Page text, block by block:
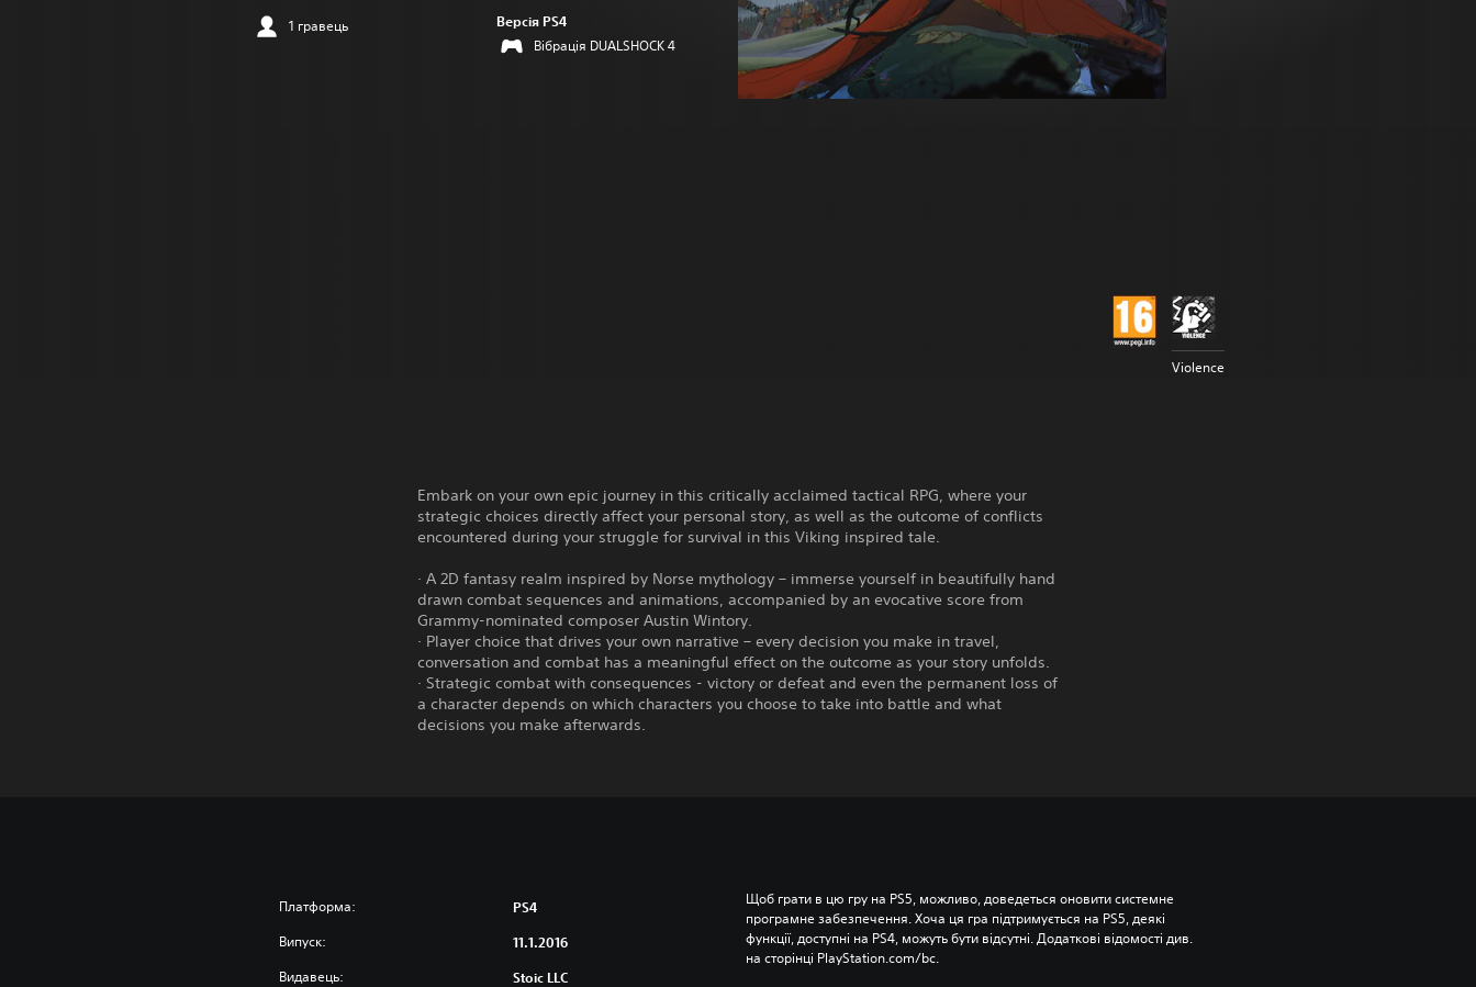
1 гравець Версія PS4
Вібрація DUALSHOCK 4
Violence
Embark on your own epic journey in this critically acclaimed tactical RPG, where your
strategic choices directly affect your personal story, as well as the outcome of conflicts
encountered during your struggle for survival in this Viking inspired tale.
· A 2D fantasy realm inspired by Norse mythology – immerse yourself in beautifully hand
drawn combat sequences and animations, accompanied by an evocative score from
Grammy-nominated composer Austin Wintory.
· Player choice that drives your own narrative – every decision you make in travel,
conversation and combat has a meaningful effect on the outcome as your story unfolds.
· Strategic combat with consequences - victory or defeat and even the permanent loss of
a character depends on which characters you choose to take into battle and what
decisions you make afterwards.
Платформа: PS4
Випуск: 11.1.2016
Видавець: Stoic LLC
Щоб грати в цю гру на PS5, можливо, доведеться оновити системне
програмне забезпечення. Хоча ця гра підтримується на PS5, деякі
функції, доступні на PS4, можуть бути відсутні. Додаткові відомості див.
на сторінці PlayStation.com/bc.